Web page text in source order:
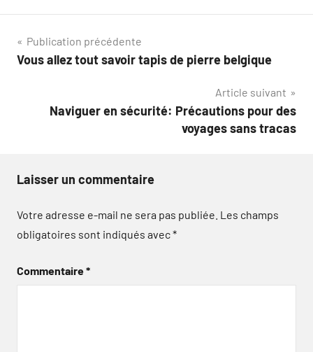
Navigation
de
Publication précédente
Vous allez tout savoir tapis de pierre belgique
Article suivant
Naviguer en sécurité: Précautions pour des
voyages sans tracas
Laisser un commentaire
Votre adresse e-mail ne sera pas publiée. Les champs
obligatoires sont indiqués avec*
Commentaire*